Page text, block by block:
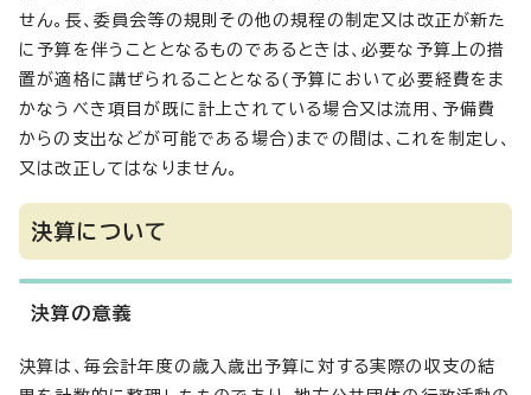
せん。長、委員会等の規則その他の規程の制定又は改正が新た
に予算を伴うこととなるものであるときは、必要な予算上の措
置が適格に講ぜられることとなる(予算において必要経費をま
かなうべき項目が既に計上されている場合又は流用、予備費
からの支出などが可能である場合)までの間は、これを制定し、
又は改正してはなりません。
決算について
決算の意義
決算は、毎会計年度の歳入歳出予算に対する実際の収支の結